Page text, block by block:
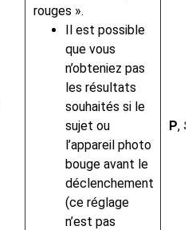
rouges ».
Il est possible
que vous
n’obteniez pas
les résultats
souhaités si le
sujet ou
l’appareil photo
bouge avant le
déclenchement
(ce réglage
n’est pas
P, S